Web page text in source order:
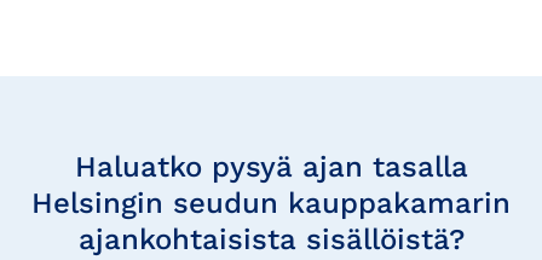
Haluatko pysyä ajan tasalla
Helsingin seudun kauppakamarin
ajankohtaisista sisällöistä?